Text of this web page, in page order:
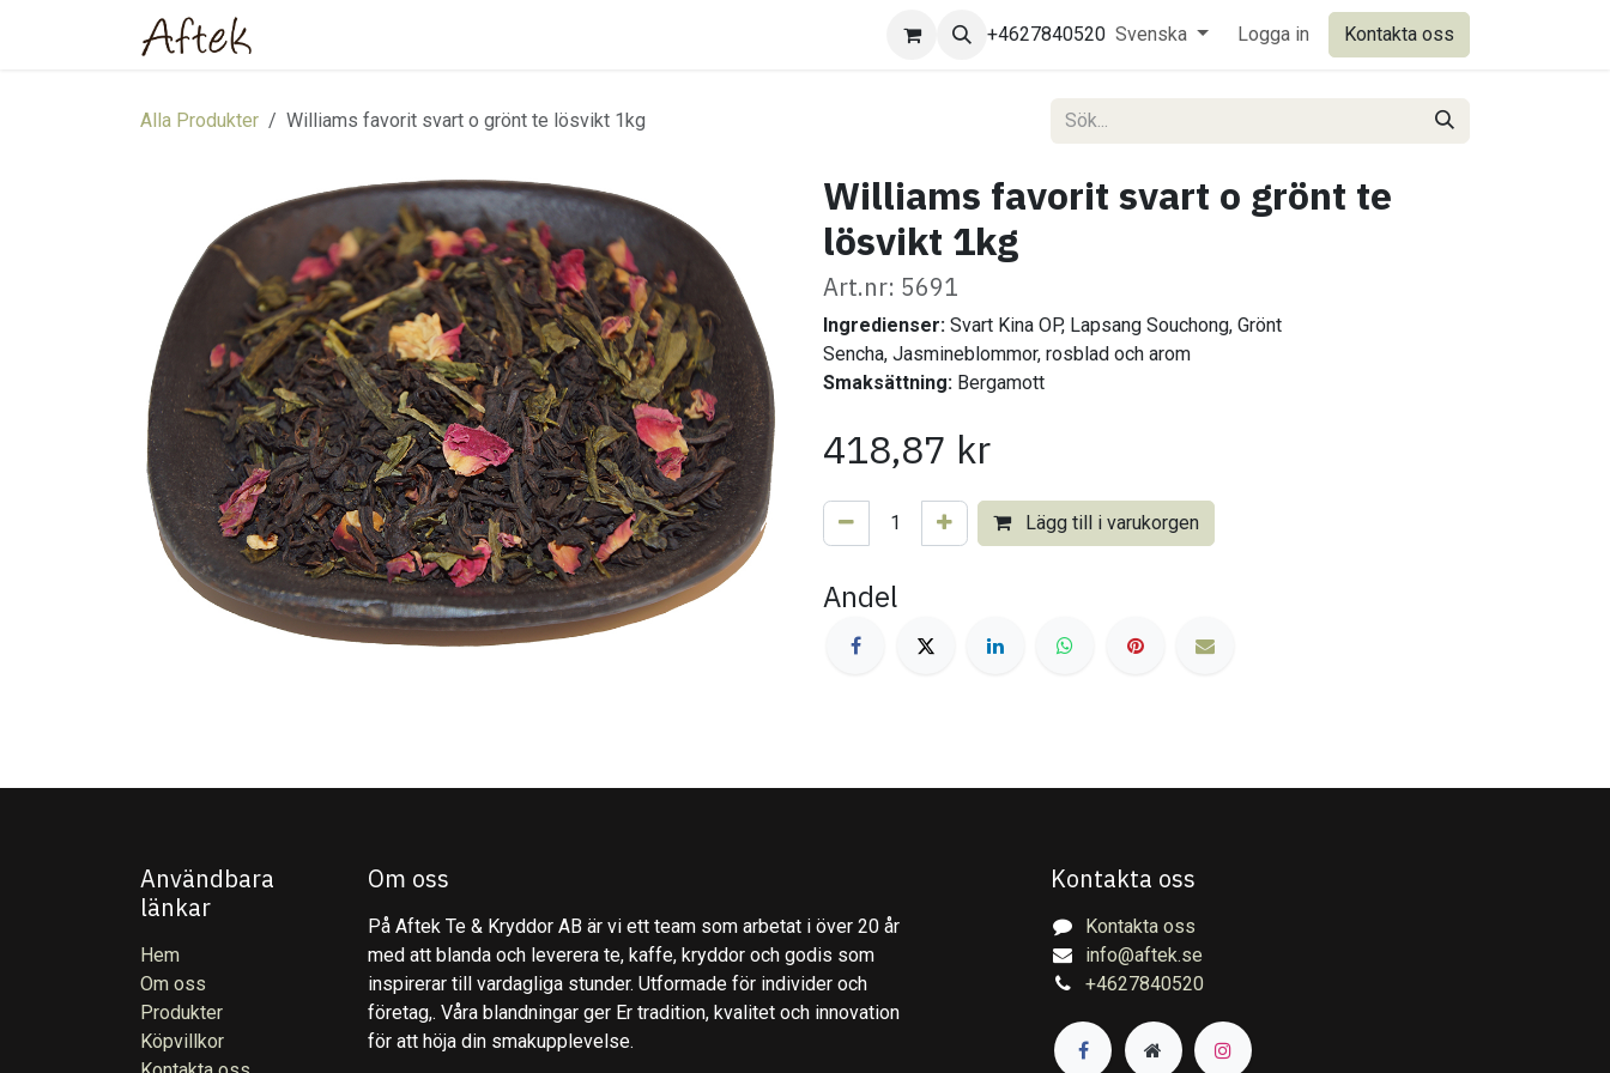
+4627840520 Svenska Logga in Kontakta oss
Alla Produkter Williams favorit svart o grönt te lösvikt 1kg
Williams favorit svart o grönt te
lösvikt 1kg
Art.nr: 5691
Ingredienser: Svart Kina OP, Lapsang Souchong, Grönt
Sencha, Jasmineblommor, rosblad och arom
Smaksättning: Bergamott
418,87 kr
Lägg till i varukorgen
Andel
Användbara
länkar
Hem
Om oss
Produkter
Köpvillkor
Om oss
På Aftek Te & Kryddor AB är vi ett team som arbetat i över 20 år
med att blanda och leverera te, kaffe, kryddor och godis som
inspirerar till vardagliga stunder. Utformade för individer och
företag,. Våra blandningar ger Er tradition, kvalitet och innovation
för att höja din smakupplevelse.
Kontakta oss
Kontakta oss
info@aftek.se
+4627840520